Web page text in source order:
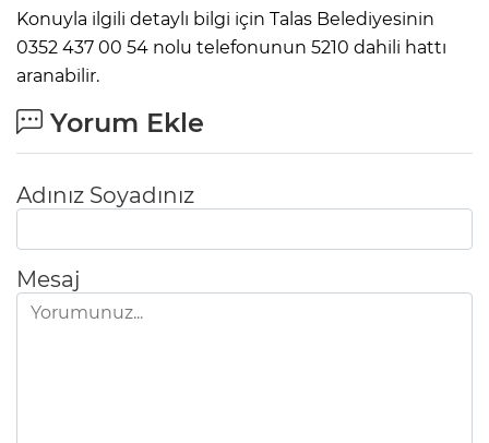
Konuyla ilgili detaylı bilgi için Talas Belediyesinin
0352 437 00 54 nolu telefonunun 5210 dahili hattı
aranabilir.
Yorum Ekle
Adınız Soyadınız
Mesaj